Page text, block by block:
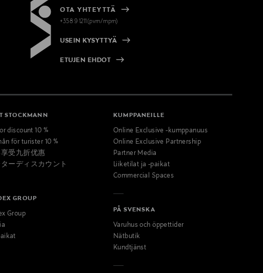
OTA YHTEYTTÄ
+358 9 1211(pvm/mpm)
USEIN KYSYTTYÄ
ETUJEN EHDOT
STOCKMANN
discount 10 %
för turister 10 %
受九折优惠
ターディスカウント
GROUP
Group
KUMPPANEILLE
Online Exclusive -kumppanuus
Online Exclusive Partnership
Partner Media
Liiketilat ja -paikat
Commercial Spaces
PÅ SVENSKA
Varuhus och öppettider
Nätbutik
Kundtjänst